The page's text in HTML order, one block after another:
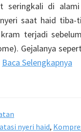
seringkali di
saat haid
terjadi
Gejalanya
Baca Selengkapnya
nyeri haid,